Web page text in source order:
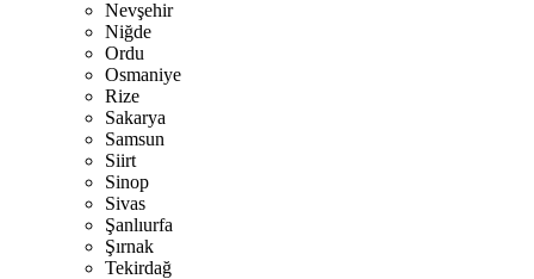
Nevşehir
Niğde
Ordu
Osmaniye
Rize
Sakarya
Samsun
Siirt
Sinop
Sivas
Şanlıurfa
Şırnak
Tekirdağ